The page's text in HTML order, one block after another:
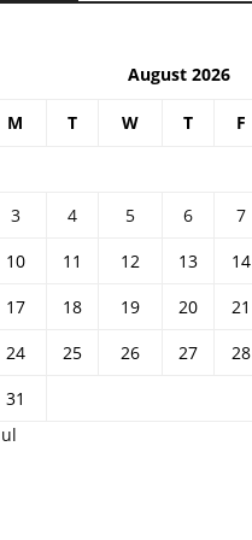
August 2026
M T W T F
3
4 5 6 7
10
11 12 13 14
17
18 19 20 21
24
25 26 27 28
31